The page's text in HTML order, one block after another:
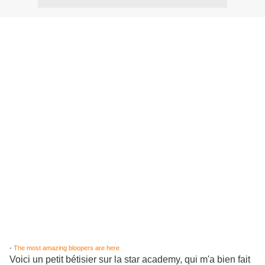
- The most amazing bloopers are here
Voici un petit bétisier sur la star academy, qui m'a bien fait